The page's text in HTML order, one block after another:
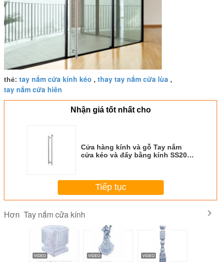
thẻ: tay nắm cửa kính kéo , thay tay nắm cửa lùa ,
tay nắm cửa hiên
Nhận giá tốt nhất cho
Cửa hàng kính và gỗ Tay nắm
cửa kéo và đẩy bằng kính SS201
Tiếp tục
Hơn Tay nắm cửa kính